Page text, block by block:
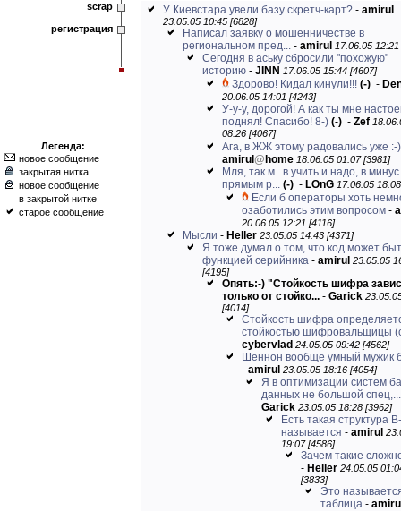
scrap
регистрация
Легенда:
новое сообщение
закрытая нитка
новое сообщение
в закрытой нитке
старое сообщение
У Киевстара увели базу скретч-карт? - amirul
23.05.05 10:45 [6828]
Написал заявку о мошенничестве в
региональном пред... - amirul 17.06.05
Сегодня в аську сбросили "похожую"
историю - JINN 17.06.05 15:44 [4607]
Здорово! Кидал кинули!!! (-) -
20.06.05 14:01 [4243]
У-у-у, дорогой! А как ты мне
поднял! Спасибо! 8-) (-) - Zef
08:26 [4067]
Ага, в ЖЖ этому радовались уже :-)
amirul @ home 18.06.05 01:07 [3981]
Мля, так м...в учить и надо, в
прямым р... (-) - LOnG 17.06.05
Если б операторы хоть
озаботились этим вопросом -
20.06.05 12:21 [4116]
Мысли - Heller 23.05.05 14:43 [4371]
Я тоже думал о том, что код может
функцией серийника - amirul 23.05.05
[4195]
Опять:-) "Стойкость шифра
только от стойко... - Garick
[4014]
Стойкость шифра
стойкостью шифровальщицы
cybervlad 24.05.05 09:42 [4562]
Шеннон вообще умный мужик
- amirul 23.05.05 18:16 [4054]
Я в оптимизации систем
данных не большой спец,...
Garick 23.05.05 18:28 [3962]
Есть такая структура
называется - amirul
19:07 [4586]
Зачем такие
- Heller 24.05.05
[3833]
Это
таблица -